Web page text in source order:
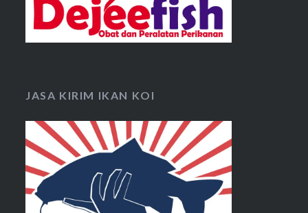
JASA KIRIM IKAN KOI